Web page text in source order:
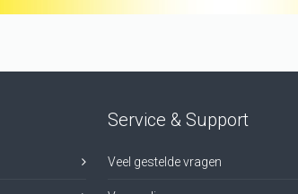
Service & Support
Veel gestelde vragen